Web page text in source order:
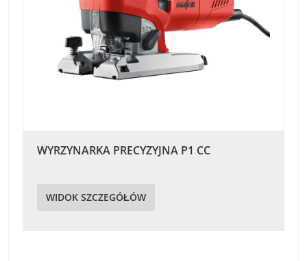
WYRZYNARKA PRECYZYJNA P1 CC
WIDOK SZCZEGÓŁÓW